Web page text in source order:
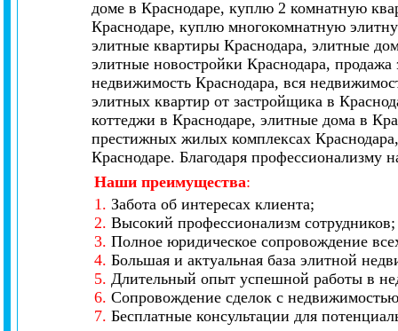
доме в Краснодаре, куплю 2 комнатную
Краснодаре, куплю многокомнатную
элитные квартиры Краснодара, элитные
элитные новостройки Краснодара,
недвижимость Краснодара, вся
элитных квартир от застройщика в
коттеджи в Краснодаре, элитные дома в
престижных жилых комплексах
Краснодаре. Благодаря
Наши преимущества:
1. Забота об интересах клиента;
2. Высокий профессионализм сотрудников;
3. Полное юридическое сопровождение
4. Большая и актуальная база элитной
5. Длительный опыт успешной работы в
6. Сопровождение сделок с
7. Бесплатные консультации для